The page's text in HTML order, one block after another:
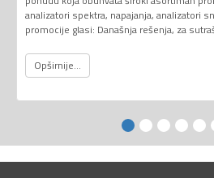
analizatori spektra, napajanja, analizatori
promocije glasi: Današnja rešenja, za
Opširnije...